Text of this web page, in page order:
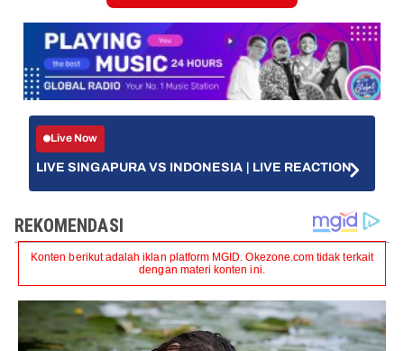
Live Now
LIVE SINGAPURA VS INDONESIA | LIVE REACTION